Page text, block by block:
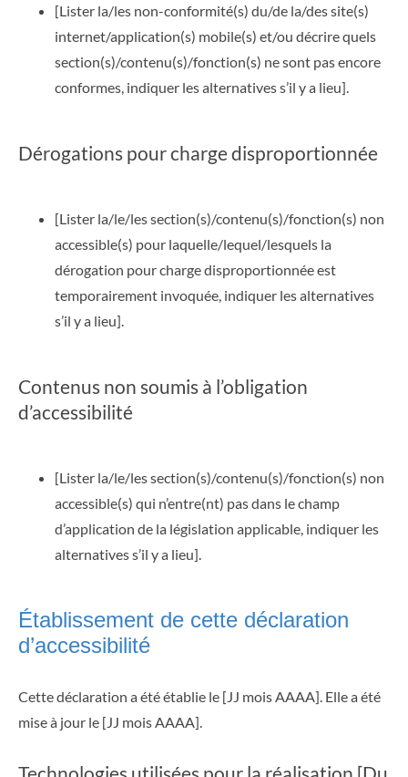
[Lister la/les non-conformité(s) du/de la/des site(s)
internet/application(s) mobile(s) et/ou décrire quels
section(s)/contenu(s)/fonction(s) ne sont pas encore
conformes, indiquer les alternatives s’il y a lieu].
Dérogations pour charge disproportionnée
[Lister la/le/les section(s)/contenu(s)/fonction(s) non
accessible(s) pour laquelle/lequel/lesquels la
dérogation pour charge disproportionnée est
temporairement invoquée, indiquer les alternatives
s’il y a lieu].
Contenus non soumis à l’obligation
d’accessibilité
[Lister la/le/les section(s)/contenu(s)/fonction(s) non
accessible(s) qui n’entre(nt) pas dans le champ
d’application de la législation applicable, indiquer les
alternatives s’il y a lieu].
Établissement de cette déclaration
d’accessibilité
Cette déclaration a été établie le [JJ mois AAAA]. Elle a été
mise à jour le [JJ mois AAAA].